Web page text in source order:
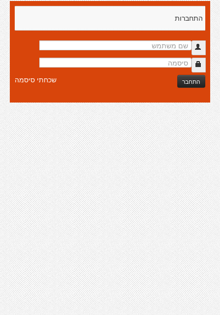
התחברות
התחבר שכחתי סיסמה